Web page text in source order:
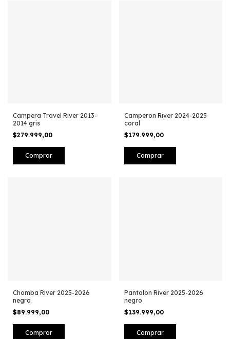
Campera Travel River 2013-
2014 gris
$279.999,00
Comprar
Camperon River 2024-2025
coral
$179.999,00
Comprar
Chomba River 2025-2026
negra
$89.999,00
Comprar
Pantalon River 2025-2026
negro
$139.999,00
Comprar